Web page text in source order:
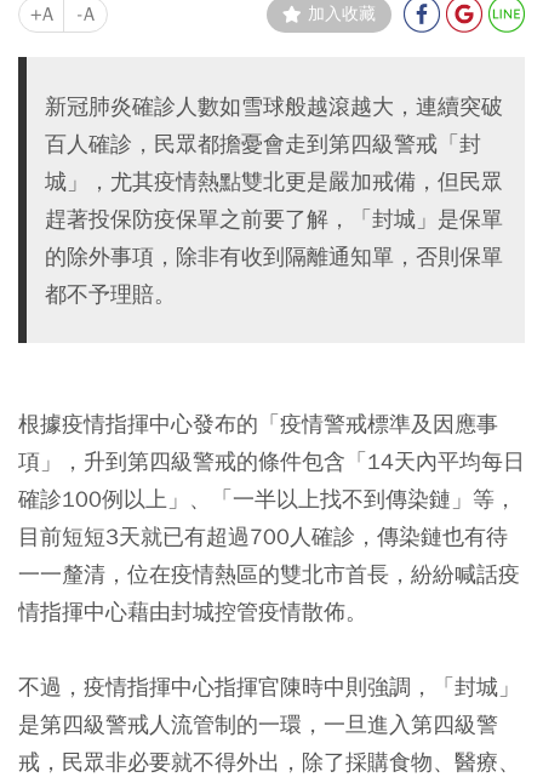
+A -A 加入收藏
新冠肺炎確診人數如雪球般越滾越大，連續突破
百人確診，民眾都擔憂會走到第四級警戒「封
城」，尤其疫情熱點雙北更是嚴加戒備，但民眾
趕著投保防疫保單之前要了解，「封城」是保單
的除外事項，除非有收到隔離通知單，否則保單
都不予理賠。
根據疫情指揮中心發布的「疫情警戒標準及因應事
項」，升到第四級警戒的條件包含「14天內平均每日
確診100例以上」、「一半以上找不到傳染鏈」等，
目前短短3天就已有超過700人確診，傳染鏈也有待
一一釐清，位在疫情熱區的雙北市首長，紛紛喊話疫
情指揮中心藉由封城控管疫情散佈。
不過，疫情指揮中心指揮官陳時中則強調，「封城」
是第四級警戒人流管制的一環，一旦進入第四級警
戒，民眾非必要就不得外出，除了採購食物、醫療、